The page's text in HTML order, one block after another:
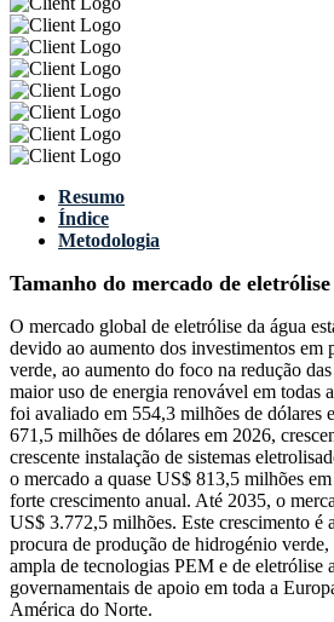
Resumo
Índice
Metodologia
Tamanho do mercado de
O mercado global de eletrólise da água
devido ao aumento dos investimentos em
verde, ao aumento do foco na redução
maior uso de energia renovável em todas
foi avaliado em 554,3 milhões de dólares
671,5 milhões de dólares em 2026,
crescente instalação de sistemas
o mercado a quase US$ 813,5 milhões
forte crescimento anual. Até 2035, o
US$ 3.772,5 milhões. Este crescimento é
procura de produção de hidrogénio
ampla de tecnologias PEM e de eletrólise
governamentais de apoio em toda a
América do Norte.